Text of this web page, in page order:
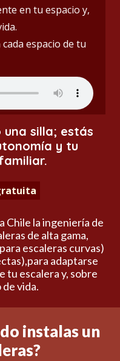
en tu espacio y,
espacio de tu
silla; estás
y tu
Chile la ingeniería de
de alta gama,
escaleras curvas)
adaptarse
tu escalera y, sobre
vida.
instalas un